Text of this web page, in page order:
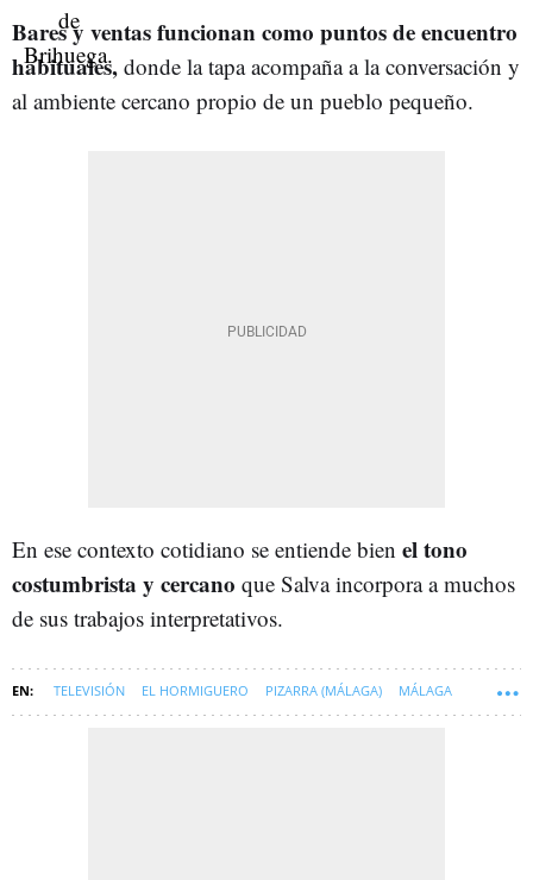
Bares y ventas funcionan como puntos de encuentro
habituales, donde la tapa acompaña a la conversación y
al ambiente cercano propio de un pueblo pequeño.
En ese contexto cotidiano se entiende bien el tono
costumbrista y cercano que Salva incorpora a muchos
de sus trabajos interpretativos.
TELEVISIÓN EL HORMIGUERO PIZARRA (MÁLAGA) MÁLAGA